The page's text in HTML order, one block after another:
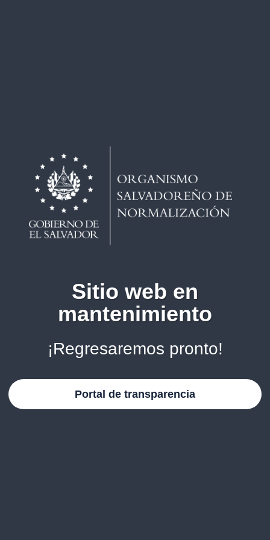
Sitio web en
mantenimiento
¡Regresaremos pronto!
Portal de transparencia